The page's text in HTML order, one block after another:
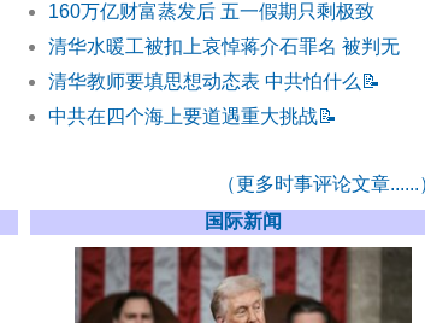
160万亿财富蒸发后 五一假期只剩极致
清华水暖工被扣上哀悼蒋介石罪名 被判无
清华教师要填思想动态表 中共怕什么 📝
中共在四个海上要道遇重大挑战📝
（更多时事评论文章......
国际新闻